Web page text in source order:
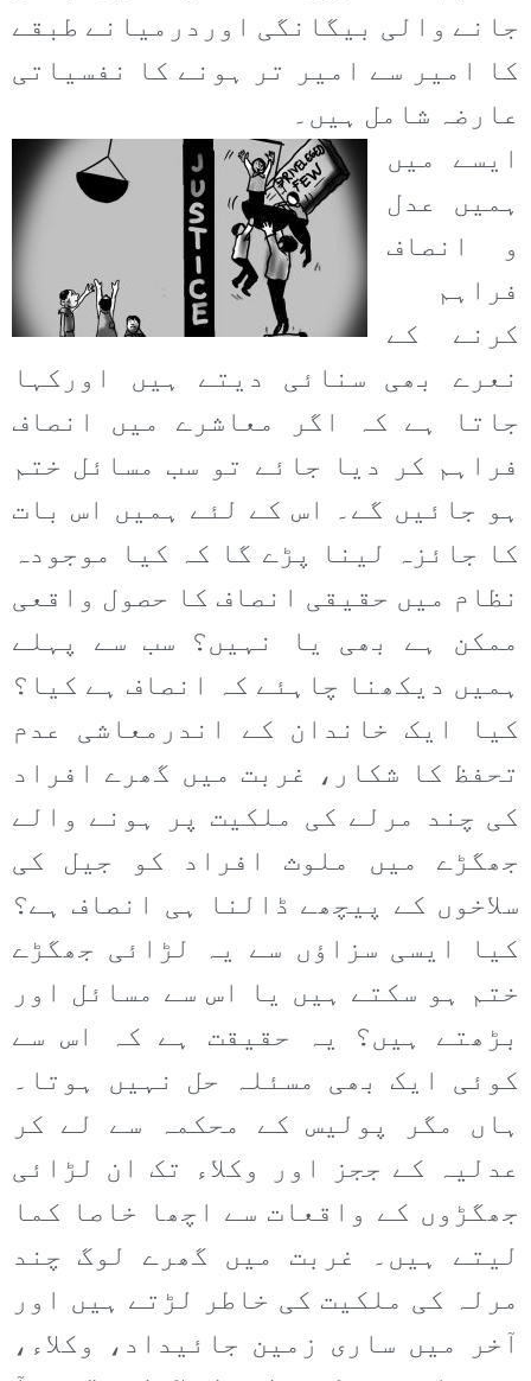
جانے والی بیگانگی اوردرمیانے طبقے
کا امیر سے امیر تر ہونے کا نفسیاتی
عارضہ شامل ہیں۔
ایسے میں
ہمیں عدل
و انصاف
فراہم
کرنے کے
نعرے بھی سنائی دیتے ہیں اورکہا
جاتا ہے کہ اگر معاشرے میں انصاف
فراہم کر دیا جائے تو سب مسائل ختم
ہو جائیں گے۔ اس کے لئے ہمیں اس بات
کا جائزہ لینا پڑے گا کہ کیا موجودہ
نظام میں حقیقی انصاف کا حصول واقعی
ممکن ہے بھی یا نہیں؟ سب سے پہلے
ہمیں دیکھنا چاہئے کہ انصاف ہے کیا؟
کیا ایک خاندان کے اندرمعاشی عدم
تحفظ کا شکار، غربت میں گھرے افراد
کی چند مرلے کی ملکیت پر ہونے والے
جھگڑے میں ملوث افراد کو جیل کی
سلاخوں کے پیچھے ڈالنا ہی انصاف ہے؟
کیا ایسی سزاؤں سے یہ لڑائی جھگڑے
ختم ہو سکتے ہیں یا اس سے مسائل اور
بڑھتے ہیں؟ یہ حقیقت ہے کہ اس سے
کوئی ایک بھی مسئلہ حل نہیں ہوتا۔
ہاں مگر پولیس کے محکمہ سے لے کر
عدلیہ کے ججز اور وکلاء تک ان لڑائی
جھگڑوں کے واقعات سے اچھا خاصا کما
لیتے ہیں۔ غربت میں گھرے لوگ چند
مرلہ کی ملکیت کی خاطر لڑتے ہیں اور
آخر میں ساری زمین جائیداد، وکلاء،